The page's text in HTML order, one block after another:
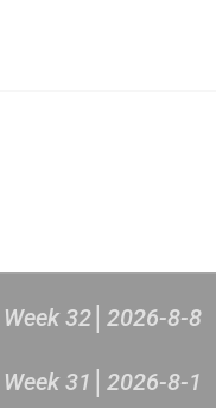
Week 32│2026-8-8
Week 31│2026-8-1